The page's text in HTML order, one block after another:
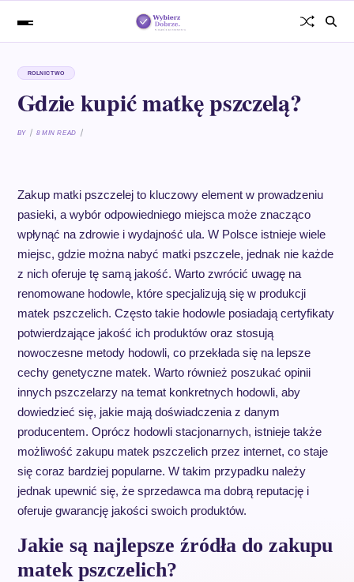
ROLNICTWO
Gdzie kupić matkę pszczelą?
BY 8 MIN READ
Zakup matki pszczelej to kluczowy element w prowadzeniu
pasieki, a wybór odpowiedniego miejsca może znacząco
wpłynąć na zdrowie i wydajność ula. W Polsce istnieje wiele
miejsc, gdzie można nabyć matki pszczele, jednak nie każde
z nich oferuje tę samą jakość. Warto zwrócić uwagę na
renomowane hodowle, które specjalizują się w produkcji
matek pszczelich. Często takie hodowle posiadają certyfikaty
potwierdzające jakość ich produktów oraz stosują
nowoczesne metody hodowli, co przekłada się na lepsze
cechy genetyczne matek. Warto również poszukać opinii
innych pszczelarzy na temat konkretnych hodowli, aby
dowiedzieć się, jakie mają doświadczenia z danym
producentem. Oprócz hodowli stacjonarnych, istnieje także
możliwość zakupu matek pszczelich przez internet, co staje
się coraz bardziej popularne. W takim przypadku należy
jednak upewnić się, że sprzedawca ma dobrą reputację i
oferuje gwarancję jakości swoich produktów.
Jakie są najlepsze źródła do zakupu
matek pszczelich?